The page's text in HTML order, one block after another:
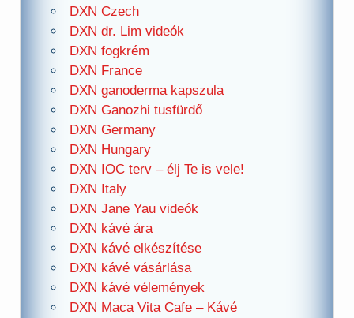
DXN Czech
DXN dr. Lim videók
DXN fogkrém
DXN France
DXN ganoderma kapszula
DXN Ganozhi tusfürdő
DXN Germany
DXN Hungary
DXN IOC terv – élj Te is vele!
DXN Italy
DXN Jane Yau videók
DXN kávé ára
DXN kávé elkészítése
DXN kávé vásárlása
DXN kávé vélemények
DXN Maca Vita Cafe – Kávé